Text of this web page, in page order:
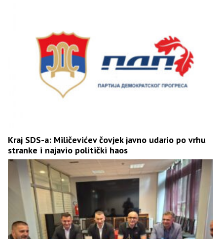
Kraj SDS-a: Miličevićev čovjek javno udario po vrhu
stranke i najavio politički haos